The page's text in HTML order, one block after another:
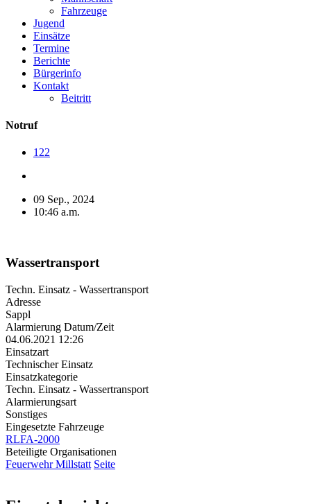
Fahrzeuge
Jugend
Einsätze
Termine
Berichte
Bürgerinfo
Kontakt
Beitritt
Notruf
122
09 Sep., 2024
10:46 a.m.
Wassertransport
Techn. Einsatz - Wassertransport
Adresse
Sappl
Alarmierung Datum/Zeit
04.06.2021 12:26
Einsatzart
Technischer Einsatz
Einsatzkategorie
Techn. Einsatz - Wassertransport
Alarmierungsart
Sonstiges
Eingesetzte Fahrzeuge
RLFA-2000
Beteiligte Organisationen
Feuerwehr Millstatt Seite